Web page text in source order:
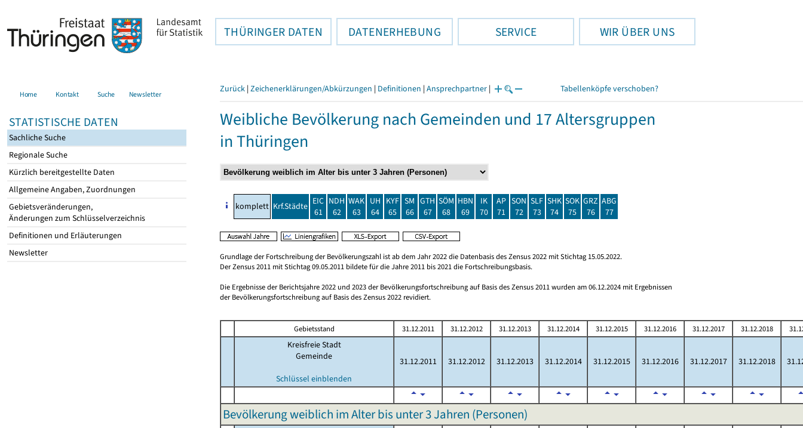
THÜRINGER DATEN DATENERHEBUNG SERVICE WIR ÜBER UNS
Home Kontakt Suche Newsletter
STATISTISCHE DATEN
Sachliche Suche
Regionale Suche
Kürzlich bereitgestellte Daten
Allgemeine Angaben, Zuordnungen
Gebietsveränderungen,
Änderungen zum Schlüsselverzeichnis
Definitionen und Erläuterungen
Newsletter
Zurück | Zeichenerklärungen/Abkürzungen | Definitionen | Ansprechpartner | Tabellenköpfe verschoben?
Weibliche Bevölkerung nach Gemeinden und 17 Altersgruppen
in Thüringen
komplett Krf.Städte EIC
61
NDH
62
WAK
63
UH
64
KYF
65
SM
66
GTH
67
SÖM
68
HBN
69
IK
70
AP
71
SON
72
SLF
73
SHK
74
SOK
75
GRZ
76
ABG
77
Grundlage der Fortschreibung der Bevölkerungszahl ist ab dem Jahr 2022 die Datenbasis des Zensus 2022 mit Stichtag 15.05.2022.
Der Zensus 2011 mit Stichtag 09.05.2011 bildete für die Jahre 2011 bis 2021 die Fortschreibungsbasis.
Die Ergebnisse der Berichtsjahre 2022 und 2023 der Bevölkerungsfortschreibung auf Basis des Zensus 2011 wurden am 06.12.2024 mit Ergebnissen
der Bevölkerungsfortschreibung auf Basis des Zensus 2022 revidiert.
Gebietsstand 31.12.2011 31.12.2012 31.12.2013 31.12.2014 31.12.2015 31.12.2016 31.12.2017 31.12.2018
Kreisfreie Stadt
Gemeinde
Schlüssel einblenden
31.12.2011 31.12.2012 31.12.2013 31.12.2014 31.12.2015 31.12.2016 31.12.2017 31.12.2018
Bevölkerung weiblich im Alter bis unter 3 Jahren (Personen)